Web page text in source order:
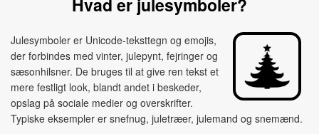
Julesymboler er Unicode‑teksttegn og emojis,
der forbindes med vinter, julepynt, fejringer og
sæsonhilsner. De bruges til at give ren tekst et
mere festligt look, blandt andet i beskeder,
opslag på sociale medier og overskrifter.
Typiske eksempler er snefnug, juletræer, julemand og snemænd.